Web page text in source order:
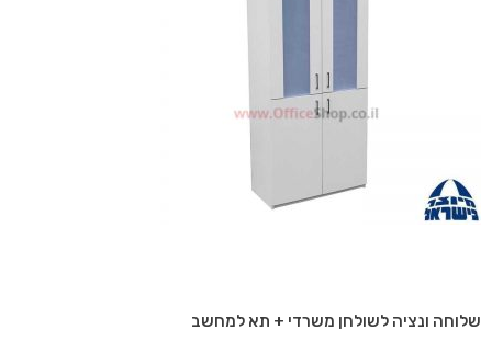
שלוחה ונציה לשולחן משרדי + תא למחשב